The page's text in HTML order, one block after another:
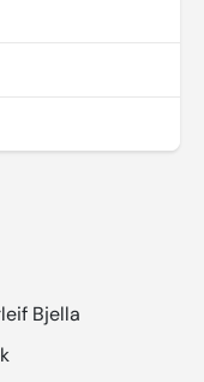
Bjella